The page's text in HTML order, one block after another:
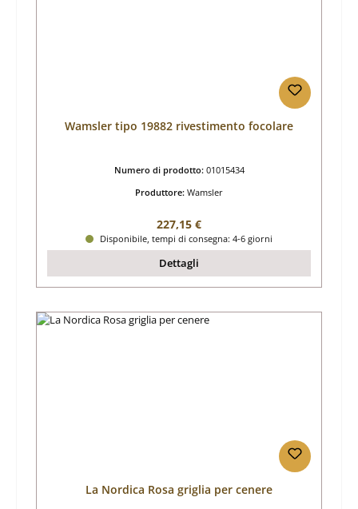
Wamsler tipo 19882 rivestimento focolare
Numero di prodotto: 01015434
Produttore: Wamsler
Prezzo normale:
227,15 €
Disponibile, tempi di consegna: 4-6 giorni
Dettagli
La Nordica Rosa griglia per cenere